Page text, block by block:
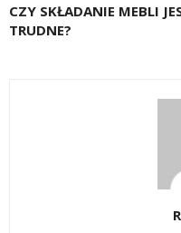
CZY SKŁADANIE MEBLI
TRUDNE?